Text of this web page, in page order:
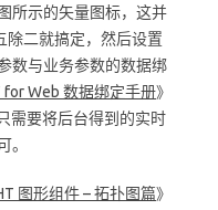
所示的矢量图标，这并
除二就搞定，然后设置
数与业务参数的数据绑
for Web 数据绑定手册》
需要将后台得到的实时
。
图形组件 – 拓扑图篇》